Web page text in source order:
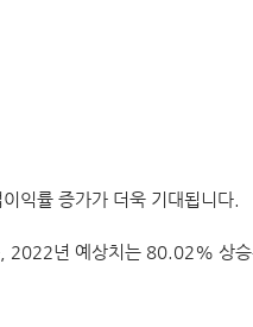
익률 증가가 더욱 기대됩니다.
년 예상치는 80.02% 상승